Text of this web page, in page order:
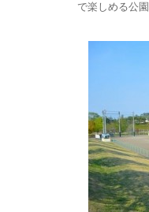
で楽しめる公園